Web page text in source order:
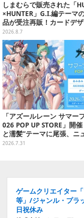
しまむらで販売された「
×HUNTER」G.I.編テーマ
品が受注再販！カードデ
キーホルダーや、キルアた
リフ付ソックスなど
2026.8.7
「アズールレーン サマー
026 POP UP STORE」開
と濡髪”テーマに尾張、ニ
ャージーなど新規描き下ろ
2026.7.31
ゲームクリエイター
等」/ジャンル・プラ
日祝休み